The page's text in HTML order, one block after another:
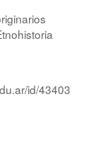
id/43403